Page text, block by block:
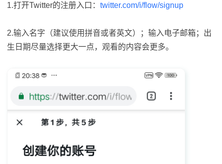
1.打开Twitter的注册入口： twitter.com/i/flow/signup
2.输入名字（建议使用拼音或者英文）；输入电子邮箱；出
生日期尽量选择更大一点，观看的内容会更多。